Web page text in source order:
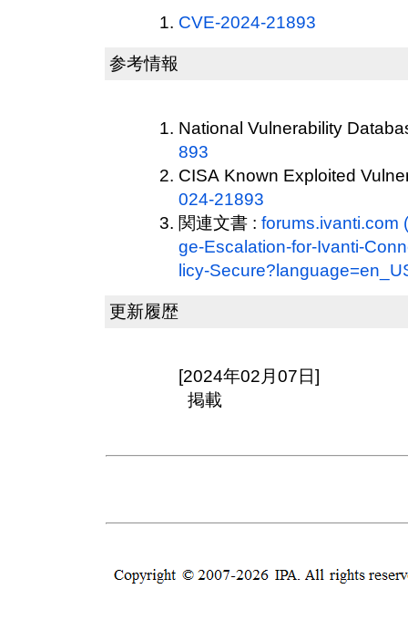
CVE-2024-21893
参考情報
National Vulnerability
893
CISA Known Exploited
024-21893
関連文書 : forums.ivanti.com
ge-Escalation-for-Ivanti-
licy-
更新履歴
[2024年02月07日]
掲載